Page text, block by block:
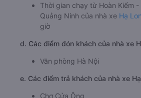
Thời gian chạy từ Hoàn Kiếm
Quảng Ninh của nhà xe Hạ
giờ
d. Các điểm đón khách của nhà xe
Văn phòng Hà Nội
e. Các điểm trả khách của nhà xe
Chợ Cửa Ông